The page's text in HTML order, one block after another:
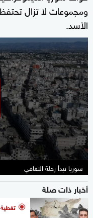
ومجموعات لا تزال
الأسد.
سوريا تبدأ رحلة التعافي
أخبار ذات صلة